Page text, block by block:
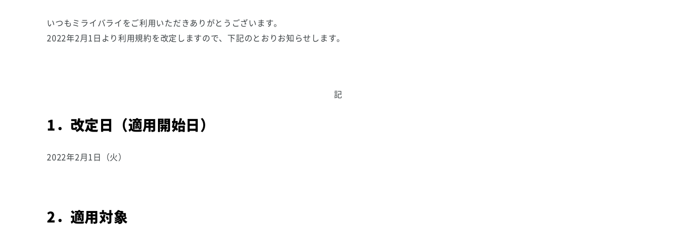
いつもミライバライをご利用いただきありがとうございます。
2022年2月1日より利用規約を改定しますので、下記のとおりお知らせします。
記
1．改定日（適用開始日）
2022年2月1日（火）
2．適用対象